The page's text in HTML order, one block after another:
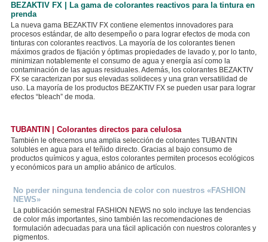
BEZAKTIV FX | La gama de colorantes reactivos para la tintura en
prenda
La nueva gama BEZAKTIV FX contiene elementos innovadores para
procesos estándar, de alto desempeño o para lograr efectos de moda con
tinturas con colorantes reactivos. La mayoría de los colorantes tienen
máximos grados de fijación y óptimas propiedades de lavado y, por lo tanto,
minimizan notablemente el consumo de agua y energía así como la
contaminación de las aguas residuales. Además, los colorantes BEZAKTIV
FX se caracterizan por sus elevadas solideces y una gran versatilidad de
uso. La mayoría de los productos BEZAKTIV FX se pueden usar para lograr
efectos “bleach” de moda.
TUBANTIN | Colorantes directos para celulosa
También le ofrecemos una amplia selección de colorantes TUBANTIN
solubles en agua para el teñido directo. Gracias al bajo consumo de
productos químicos y agua, estos colorantes permiten procesos ecológicos
y económicos para un amplio abánico de artículos.
No perder ninguna tendencia de color con nuestros «FASHION
NEWS»
La publicación semestral FASHION NEWS no solo incluye las tendencias
de color más importantes, sino también las recomendaciones de
formulación adecuadas para una fácil aplicación con nuestros colorantes y
pigmentos.